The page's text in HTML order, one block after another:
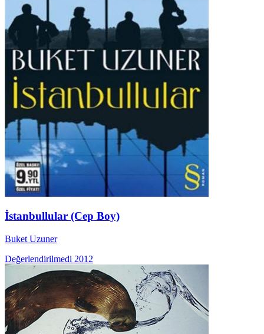
İstanbullular (Cep Boy)
Buket Uzuner
Değerlendirilmedi 2012